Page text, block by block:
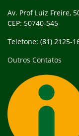
Av. Prof Luiz Freire,
CEP: 50740-545
Telefone: (81) 2125-
Outros Contatos